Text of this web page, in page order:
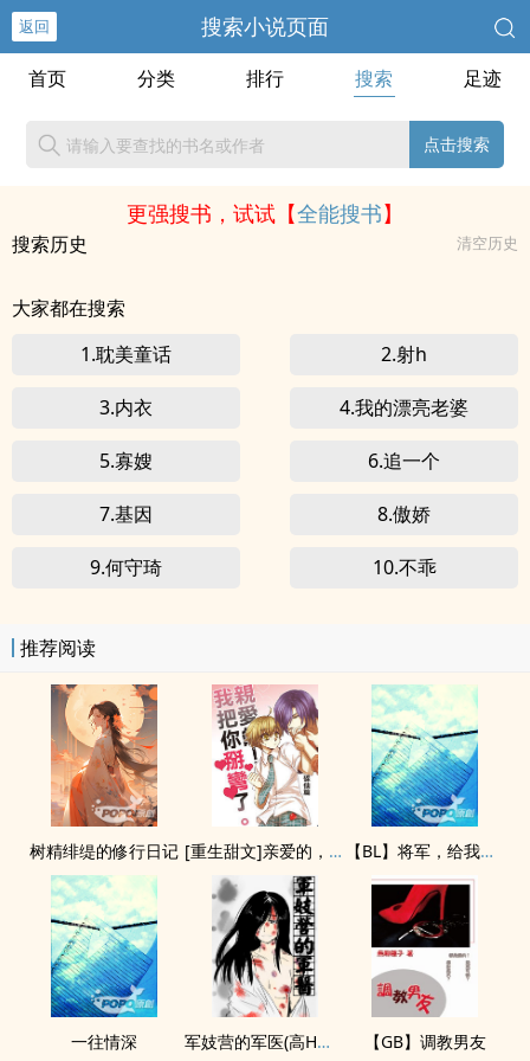
返回 搜索小说页面
首页 分类 排行 搜索 足迹
点击搜索
更强搜书，试试【全能搜书】
搜索历史 清空历史
大家都在搜索
1.耽美童话
2.射h
3.内衣 4.我的漂亮老婆
5.寡嫂 6.追一个
7.基因 8.傲娇
9.何守琦 10.不乖
推荐阅读
树精绯缇的修行日记 [重生甜文]亲爱的，我把你掰弯了 【BL】将军，给我生孩子(H)
一往情深 军妓营的军医(‍‌‎高‍‌H‍‎‍、NP、篇篇附插图) 【GB】‍调‍‌教‎‍男友